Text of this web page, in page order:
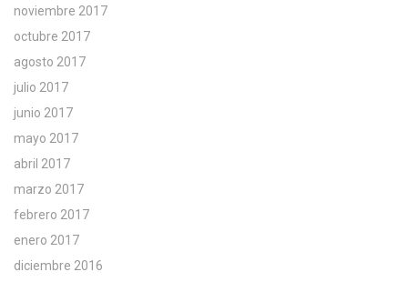
noviembre 2017
octubre 2017
agosto 2017
julio 2017
junio 2017
mayo 2017
abril 2017
marzo 2017
febrero 2017
enero 2017
diciembre 2016